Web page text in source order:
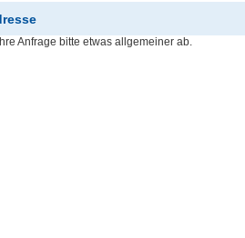
Anfrage bitte etwas allgemeiner ab.